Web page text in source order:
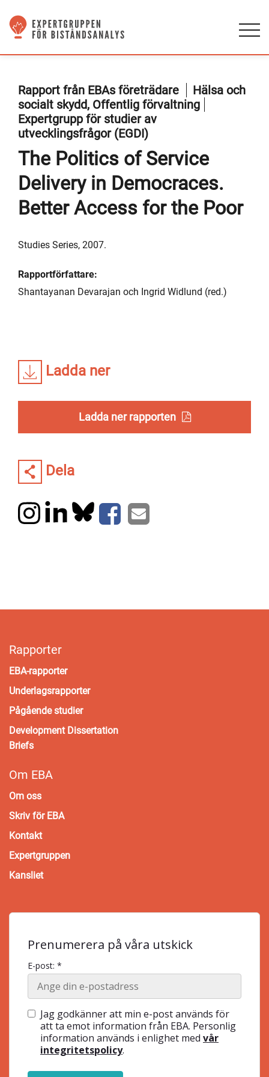
Ladda ner
Ladda ner rapporten
Dela
Rapport från EBAs företrädare
Hälsa och
socialt skydd, Offentlig förvaltning
Expertgrupp för studier av
utvecklingsfrågor (EGDI)
The Politics of Service
Delivery in Democraces.
Better Access for the Poor
Studies Series, 2007.
Rapportförfattare:
Shantayanan Devarajan och Ingrid Widlund (red.)
Rapporter
EBA-rapporter
Underlagsrapporter
Pågående studier
Development Dissertation
Briefs
Om EBA
Om oss
Skriv för EBA
Kontakt
Expertgruppen
Kansliet
Prenumerera på våra utskick
E-post: *
Jag godkänner att min e-post används för
att ta emot information från EBA. Personlig
information används i enlighet med vår
integritetspolicy.